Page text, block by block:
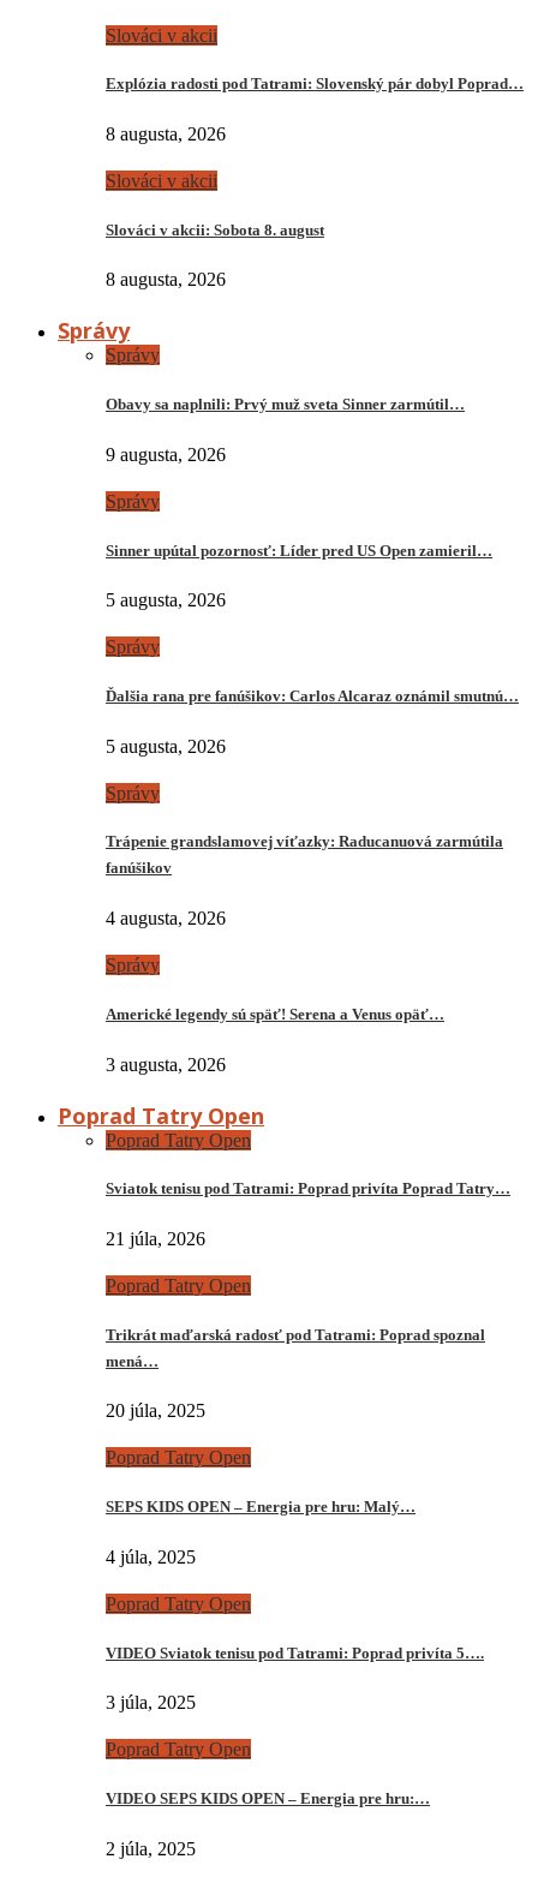
Slováci v akcii
Explózia radosti pod Tatrami: Slovenský pár dobyl Poprad…
8 augusta, 2026
Slováci v akcii
Slováci v akcii: Sobota 8. august
8 augusta, 2026
Správy
Správy
Obavy sa naplnili: Prvý muž sveta Sinner zarmútil…
9 augusta, 2026
Správy
Sinner upútal pozornosť: Líder pred US Open zamieril…
5 augusta, 2026
Správy
Ďalšia rana pre fanúšikov: Carlos Alcaraz oznámil smutnú…
5 augusta, 2026
Správy
Trápenie grandslamovej víťazky: Raducanuová zarmútila
fanúšikov
4 augusta, 2026
Správy
Americké legendy sú späť! Serena a Venus opäť…
3 augusta, 2026
Poprad Tatry Open
Poprad Tatry Open
Sviatok tenisu pod Tatrami: Poprad privíta Poprad Tatry…
21 júla, 2026
Poprad Tatry Open
Trikrát maďarská radosť pod Tatrami: Poprad spoznal
mená…
20 júla, 2025
Poprad Tatry Open
SEPS KIDS OPEN – Energia pre hru: Malý…
4 júla, 2025
Poprad Tatry Open
VIDEO Sviatok tenisu pod Tatrami: Poprad privíta 5….
3 júla, 2025
Poprad Tatry Open
VIDEO SEPS KIDS OPEN – Energia pre hru:…
2 júla, 2025